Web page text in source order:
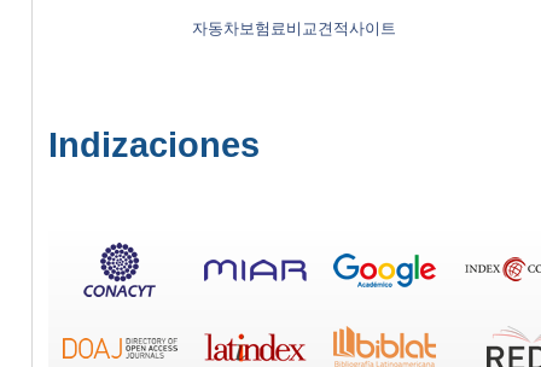
자동차보험료비교견적사이트
Indizaciones